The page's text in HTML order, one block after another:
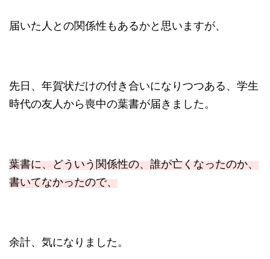
届いた人との関係性もあるかと思いますが、
先日、年賀状だけの付き合いになりつつある、学生
時代の友人から喪中の葉書が届きました。
葉書に、どういう関係性の、誰が亡くなったのか、
書いてなかったので、
余計、気になりました。